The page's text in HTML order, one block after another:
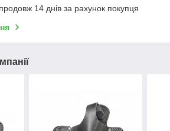
14 днів за рахунок покупця